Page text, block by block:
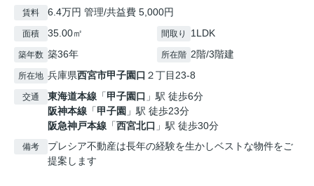
賃料 6.4万円 管理/共益費 5,000円
面積 35.00㎡ 間取り 1LDK
築年数 築36年 所在階 2階/3階建
所在地 兵庫県西宮市甲子園口 ２丁目23-8
交通 東海道本線 「甲子園口 」駅 徒歩6分
阪神本線 「甲子園 」駅 徒歩23分
阪急神戸本線 「西宮北口 」駅 徒歩30分
備考
プレシア不動産は長年の経験を生かしベストな物件をご
提案します